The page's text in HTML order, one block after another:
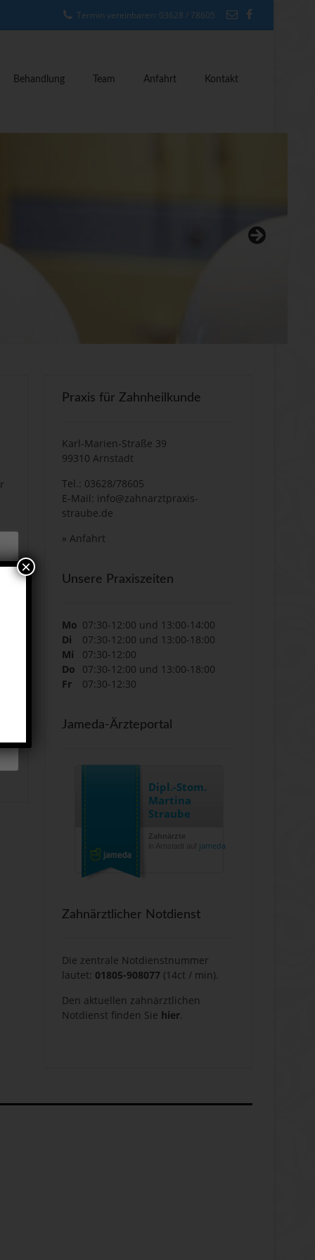
Termin vereinbaren: 03628 / 78605
Behandlung Team Anfahrt Kontakt
Praxis für Zahnheilkunde
Karl-Marien-Straße 39
99310 Arnstadt
Tel.: 03628/78605
E-Mail: info@zahnarztpraxis-
straube.de
»Anfahrt
Unsere Praxiszeiten
Mo 07:30-12:00 und 13:00-14:00
Di
07:30-12:00 und 13:00-18:00
Mi
07:30-12:00
Do
07:30-12:00 und 13:00-18:00
Fr
07:30-12:30
Jameda-Ärzteportal
Dipl.-Stom.
Martina
Straube
Zahnärzte
in Arnstadt auf jameda
Zahnärztlicher Notdienst
Die zentrale Notdienstnummer
lautet: 01805-908077 (14ct / min).
Den aktuellen zahnärztlichen
Notdienst finden Sie hier.
×